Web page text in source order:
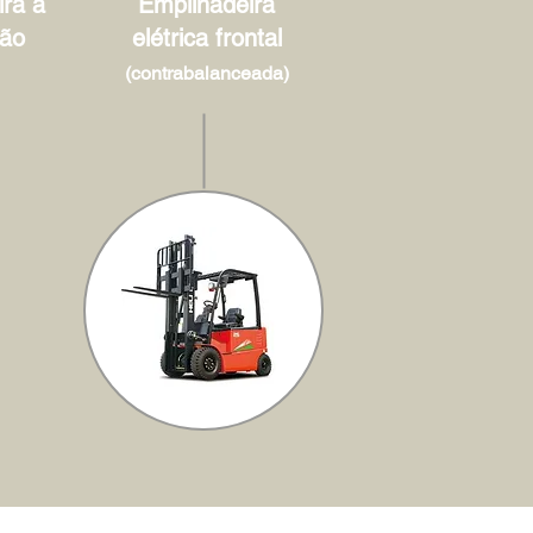
elétrica frontal
(contrabalanceada)